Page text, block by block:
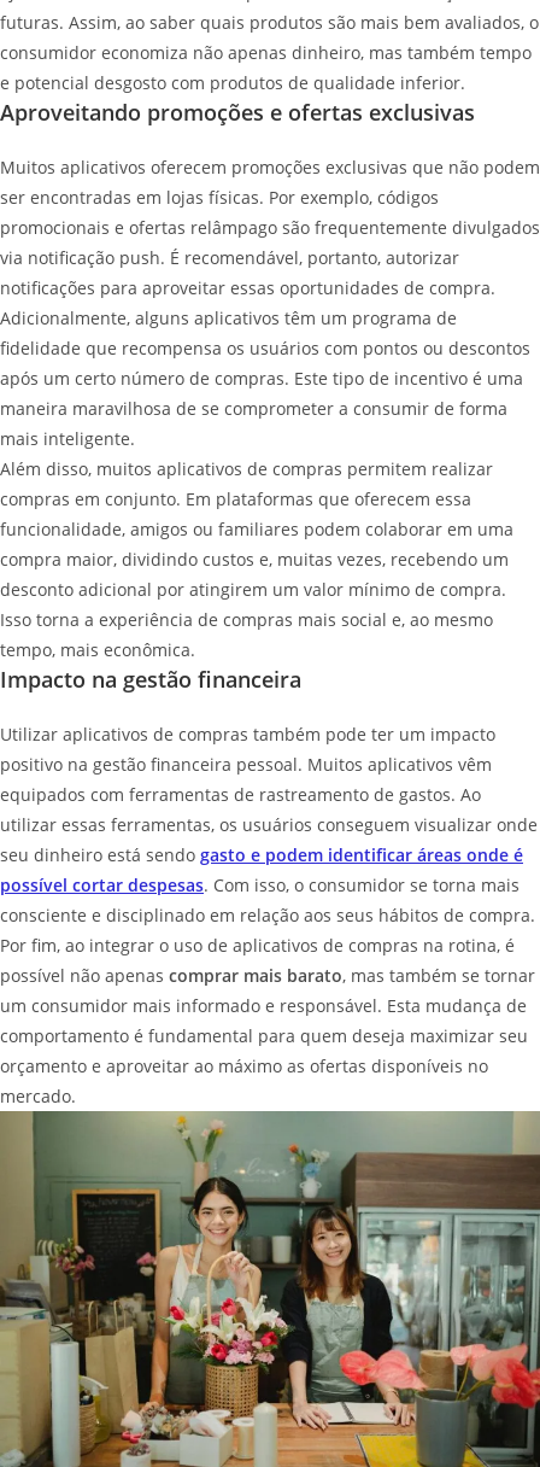
futuras. Assim, ao saber quais produtos são mais bem avaliados, o
consumidor economiza não apenas dinheiro, mas também tempo
e potencial desgosto com produtos de qualidade inferior.
Aproveitando promoções e ofertas exclusivas
Muitos aplicativos oferecem promoções exclusivas que não podem
ser encontradas em lojas físicas. Por exemplo, códigos
promocionais e ofertas relâmpago são frequentemente divulgados
via notificação push. É recomendável, portanto, autorizar
notificações para aproveitar essas oportunidades de compra.
Adicionalmente, alguns aplicativos têm um programa de
fidelidade que recompensa os usuários com pontos ou descontos
após um certo número de compras. Este tipo de incentivo é uma
maneira maravilhosa de se comprometer a consumir de forma
mais inteligente.
Além disso, muitos aplicativos de compras permitem realizar
compras em conjunto. Em plataformas que oferecem essa
funcionalidade, amigos ou familiares podem colaborar em uma
compra maior, dividindo custos e, muitas vezes, recebendo um
desconto adicional por atingirem um valor mínimo de compra.
Isso torna a experiência de compras mais social e, ao mesmo
tempo, mais econômica.
Impacto na gestão financeira
Utilizar aplicativos de compras também pode ter um impacto
positivo na gestão financeira pessoal. Muitos aplicativos vêm
equipados com ferramentas de rastreamento de gastos. Ao
utilizar essas ferramentas, os usuários conseguem visualizar onde
seu dinheiro está sendo gasto e podem identificar áreas onde é
possível cortar despesas. Com isso, o consumidor se torna mais
consciente e disciplinado em relação aos seus hábitos de compra.
Por fim, ao integrar o uso de aplicativos de compras na rotina, é
possível não apenas comprar mais barato, mas também se tornar
um consumidor mais informado e responsável. Esta mudança de
comportamento é fundamental para quem deseja maximizar seu
orçamento e aproveitar ao máximo as ofertas disponíveis no
mercado.